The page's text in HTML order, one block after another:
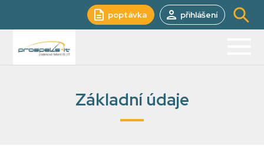
poptávka přihlášení
Základní údaje